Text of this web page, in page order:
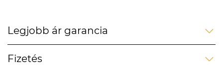
Legjobb ár garancia
Fizetés